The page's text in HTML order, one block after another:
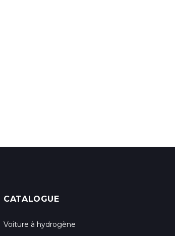
CATALOGUE
Voiture à hydrogène